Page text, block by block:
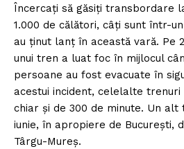
Încercaţi să găsiţi transbordare
1.000 de călători, câţi sunt într-
au ţinut lanţ în această vară. Pe
unui tren a luat foc în mijlocul
persoane au fost evacuate în
acestui incident, celelalte trenuri
chiar şi de 300 de minute. Un
iunie, în apropiere de Bucureşti,
Târgu-Mureş.